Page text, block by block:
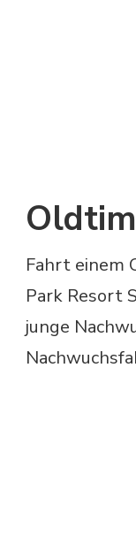
Fahrt einem
Park Resort
junge